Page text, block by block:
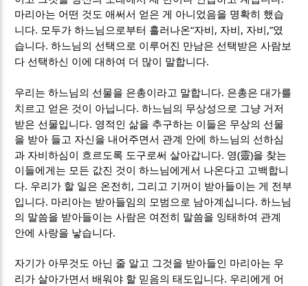
마리아는 어떤 것도 애써서 얻은 게 아니었음을 명확히 했습
니다. 모두가 하느님으로부터 흘러나온“자비 , 자비 , 자비 ,”였
습니다.하느님의 선택으로 이루어진 만남은 선택받은 사람보
다 선택하신 이에 대하여 더 많이 말합니다.
우리는 하느님의 선물을 은총이라고 말합니다. 은총은 대가를
치르고 얻은 것이 아닙니다.하느님의 무상성으로 그냥 거저
받은 선물입니다. 영적인 삶을 추구하는 이들은 무상의 선물
을 받아 들고 자신을 내어주면서 관계 안에 하느님의 선하심
과 자비하심이 흐르도록 도구로써 살아갑니다. 영(靈)을 찾는
이들에게는 모든 값진 것이 하느님에게서 나온다고 고백합니
다. 우리가 할 일은 온전히 , 그리고 기꺼이 받아들이는 게 전부
입니다. 마리아는 받아들임의 모범으로 남아계십니다.하느님
의 말씀을 받아들이는 사람은 여전히 말씀을 잉태하여 관계
안에 사랑을 낳습니다.
자기가 아무것도 아닌 줄 알고 그것을 받아들인 마리아는 우
리가 살아가면서 배워야 할 믿음의 태도입니다. 우리에게 어